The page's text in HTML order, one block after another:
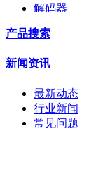
解码器
配件
拼接屏
安检门
工程宝
海康机器人
产品搜索
新闻资讯
最新动态
行业新闻
常见问题